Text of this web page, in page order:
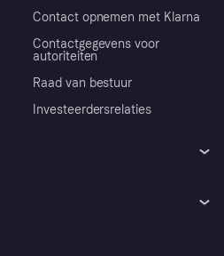
Contact opnemen met Klarna
Contactgegevens voor
autoriteiten
Raad van bestuur
Investeerdersrelaties